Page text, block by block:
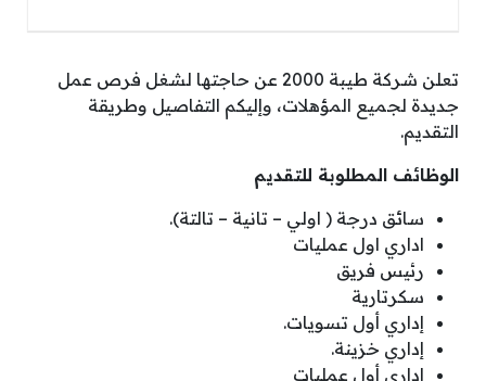
تعلن شركة طيبة 2000 عن حاجتها لشغل فرص عمل
جديدة لجميع المؤهلات، وإليكم التفاصيل وطريقة
التقديم.
الوظائف المطلوبة للتقديم
سائق درجة ( اولي – تانية – تالتة).
اداري اول عمليات
رئيس فريق
سكرتارية
إداري أول تسويات.
إداري خزينة.
إداري أول عمليات